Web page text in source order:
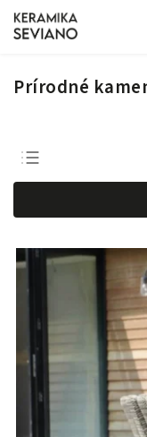
Prírodné
Odporúčame
Najlacnejšie
Najdrahšie
Najpredávanejšie